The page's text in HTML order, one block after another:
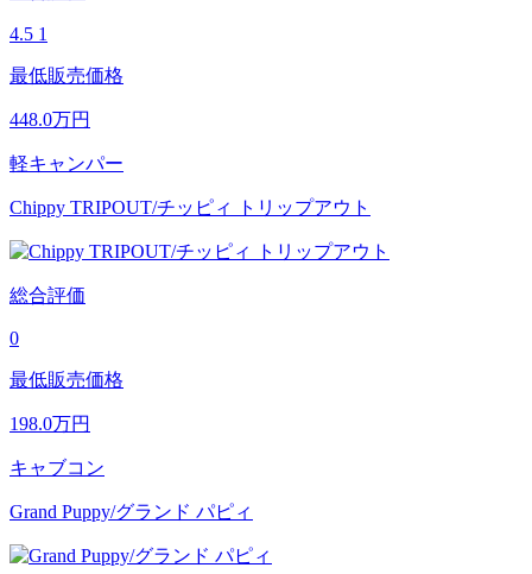
4.5 1
最低販売価格
448.0万円
軽キャンパー
Chippy TRIPOUT/チッピィ トリップアウト
総合評価
0
最低販売価格
198.0万円
キャブコン
Grand Puppy/グランド パピィ